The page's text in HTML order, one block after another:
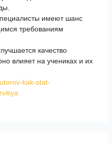
имеют шанс
требованиям
качество
влияет на учениках и их
kak-stat-